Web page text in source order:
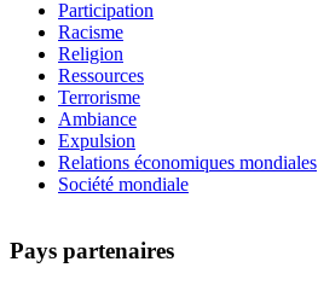
Participation
Racisme
Religion
Ressources
Terrorisme
Ambiance
Expulsion
Relations économiques mondiales
Société mondiale
Pays partenaires